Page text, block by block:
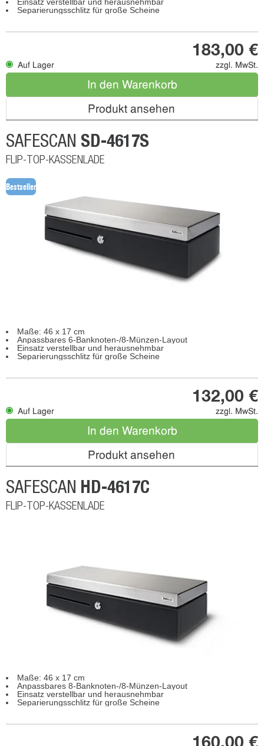
Separierungsschlitz für große Scheine
Auf Lager
183,00 €
zzgl. MwSt.
In den Warenkorb
Produkt ansehen
SAFESCAN SD-4617S
FLIP-TOP-KASSENLADE
Bestseller
Maße: 46 x 17 cm
Anpassbares 6-Banknoten-/8-Münzen-Layout
Einsatz verstellbar und herausnehmbar
Separierungsschlitz für große Scheine
Auf Lager
132,00 €
zzgl. MwSt.
In den Warenkorb
Produkt ansehen
SAFESCAN HD-4617C
FLIP-TOP-KASSENLADE
Maße: 46 x 17 cm
Anpassbares 8-Banknoten-/8-Münzen-Layout
Einsatz verstellbar und herausnehmbar
Separierungsschlitz für große Scheine
160,00 €